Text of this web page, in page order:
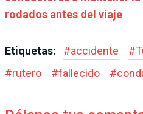
rodados antes del viaje
Etiquetas: #accidente #
#rutero #fallecido #